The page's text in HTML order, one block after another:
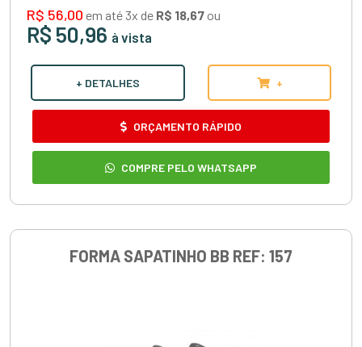
R$ 56,00 em até 3x de R$ 18,67 ou
R$ 50,96 à vista
+ DETALHES +
ORÇAMENTO RÁPIDO
COMPRE PELO WHATSAPP
FORMA SAPATINHO BB REF: 157